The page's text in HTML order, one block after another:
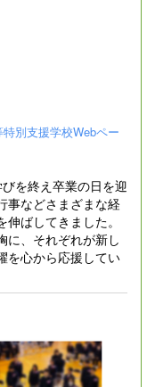
別支援学校Webペー
を終え卒業の日を迎
事などさまざまな経
ばしてきました。
に、それぞれが新し
を心から応援してい